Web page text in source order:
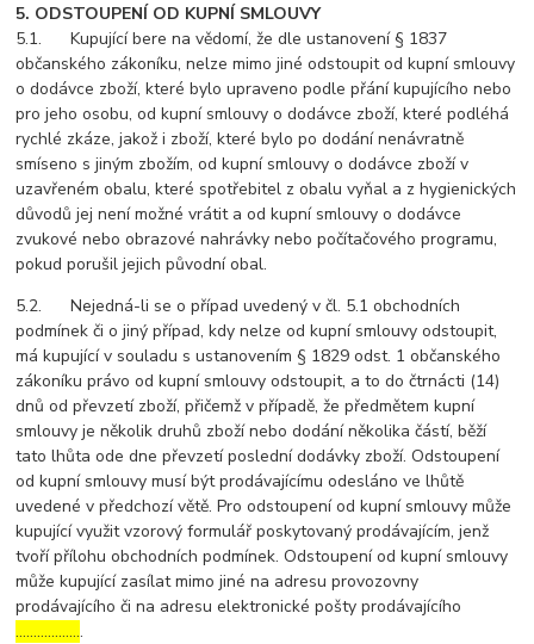
5. ODSTOUPENÍ OD KUPNÍ SMLOUVY
5.1. Kupující bere na vědomí, že dle ustanovení § 1837
občanského zákoníku, nelze mimo jiné odstoupit od kupní smlouvy
o dodávce zboží, které bylo upraveno podle přání kupujícího nebo
pro jeho osobu, od kupní smlouvy o dodávce zboží, které podléhá
rychlé zkáze, jakož i zboží, které bylo po dodání nenávratně
smíseno s jiným zbožím, od kupní smlouvy o dodávce zboží v
uzavřeném obalu, které spotřebitel z obalu vyňal a z hygienických
důvodů jej není možné vrátit a od kupní smlouvy o dodávce
zvukové nebo obrazové nahrávky nebo počítačového programu,
pokud porušil jejich původní obal.
5.2. Nejedná-li se o případ uvedený v čl. 5.1 obchodních
podmínek či o jiný případ, kdy nelze od kupní smlouvy odstoupit,
má kupující v souladu s ustanovením § 1829 odst. 1 občanského
zákoníku právo od kupní smlouvy odstoupit, a to do čtrnácti (14)
dnů od převzetí zboží, přičemž v případě, že předmětem kupní
smlouvy je několik druhů zboží nebo dodání několika částí, běží
tato lhůta ode dne převzetí poslední dodávky zboží. Odstoupení
od kupní smlouvy musí být prodávajícímu odesláno ve lhůtě
uvedené v předchozí větě. Pro odstoupení od kupní smlouvy může
kupující využit vzorový formulář poskytovaný prodávajícím, jenž
tvoří přílohu obchodních podmínek. Odstoupení od kupní smlouvy
může kupující zasílat mimo jiné na adresu provozovny
prodávajícího či na adresu elektronické pošty prodávajícího
……………….